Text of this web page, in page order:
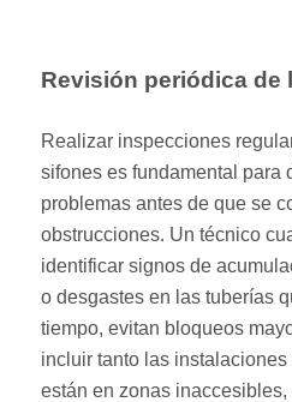
Revisión periódica de
Realizar inspecciones
sifones es fundamental para
problemas antes de que se
obstrucciones. Un técnico
identificar signos de
o desgastes en las tuberías
tiempo, evitan bloqueos
incluir tanto las
están en zonas